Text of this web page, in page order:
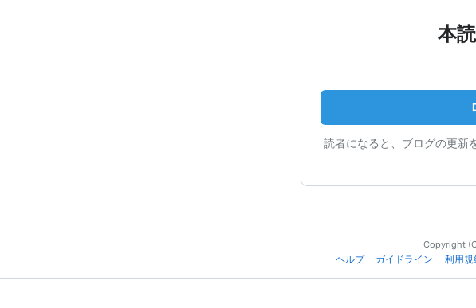
本
読者になると、ブログの更新
Copyright
ヘルプ
ガイドライン 利用規